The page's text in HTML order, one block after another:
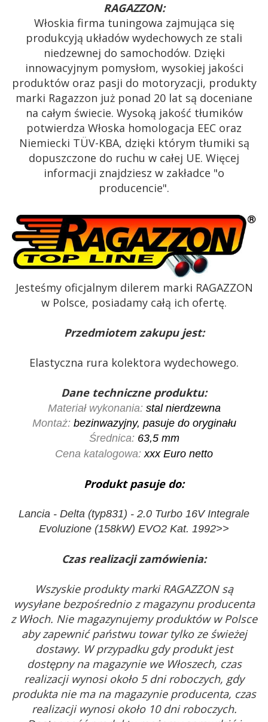
RAGAZZON:
Włoskia firma tuningowa zajmująca się
produkcyją układów wydechowych ze stali
niedzewnej do samochodów. Dzięki
innowacyjnym pomysłom, wysokiej jakości
produktów oraz pasji do motoryzacji, produkty
marki Ragazzon już ponad 20 lat są doceniane
na całym świecie. Wysoką jakość tłumików
potwierdza Włoska homologacja EEC oraz
Niemiecki TÜV-KBA, dzięki którym tłumiki są
dopuszczone do ruchu w całej UE. Więcej
informacji znajdziesz w zakładce "o
producencie".
Jesteśmy oficjalnym dilerem marki RAGAZZON
w Polsce, posiadamy całą ich ofertę.
Przedmiotem zakupu jest:
Elastyczna rura kolektora wydechowego.
Dane techniczne produktu:
Materiał wykonania: stal nierdzewna
Montaż: bezinwazyjny, pasuje do oryginału
Średnica:63,5 mm
Cena katalogowa:xxx Euro netto
Produkt pasuje do:
Lancia - Delta (typ831) - 2.0 Turbo 16V Integrale
Evoluzione (158kW) EVO2 Kat. 1992>>
Czas realizacji zamówienia:
Wszyskie produkty marki RAGAZZON są
wysyłane bezpośrednio z magazynu producenta
z Włoch. Nie magazynujemy produktów w Polsce
aby zapewnić państwu towar tylko ze świeżej
dostawy. W przypadku gdy produkt jest
dostępny na magazynie we Włoszech, czas
realizacji wynosi około 5 dni roboczych, gdy
produkta nie ma na magazynie producenta, czas
realizacji wynosi około 10 dni roboczych.